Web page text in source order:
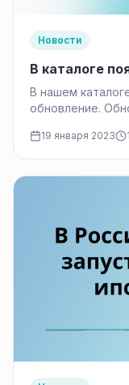
Новости
В каталоге
В нашем
обновление.
компании
19 января 2023